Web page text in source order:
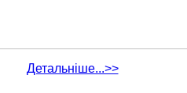
Детальніше...>>